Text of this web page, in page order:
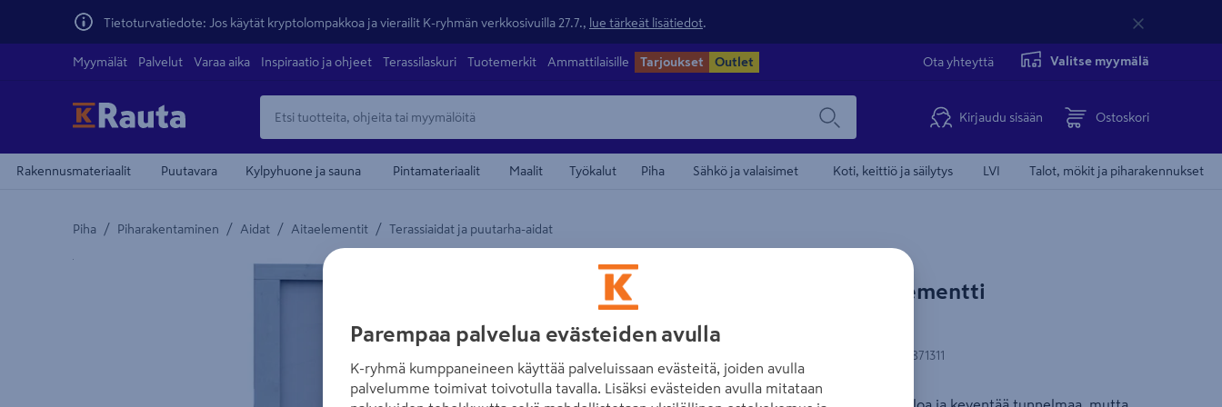
Tietoturvatiedote: Jos käytät kryptolompakkoa ja vierailit K-ryhmän verkkosivuilla 27.7., lue tärkeät lisätiedot
Myymälät Palvelut Varaa aika Inspiraatio ja ohjeet Terassilaskuri Tuotemerkit Ammattilaisille Tarjoukset Outlet Ota yhteyttä Valitse myymälä
Kirjaudu sisään Ostoskori
Rakennusmateriaalit Puutavara Kylpyhuone ja sauna Pintamateriaalit Maalit Työkalut Piha Sähkö ja valaisimet Koti, keittiö ja säilytys LVI Talot, mökit ja piharakennukset
Piha / Piharakentaminen / Aidat / Aitaelementit / Terassiaidat ja puutarha-aidat
Yksityiskohtainen kuvaus löytyy Tuotteen kuvaus -maamerkistä
Tämä video vaatii mainonnan kohdentamisevästeiden
Hyväksy evästeet nähdäksesi videon.
Avaa evästeasetukset
Aitajärjestelmän ikkunaelementti
Tammiston Puu 55x180cm
6420160871311
Parempaa palvelua evästeiden avulla
K-ryhmä kumppaneineen käyttää palveluissaan evästeitä, joiden avulla
palvelumme toimivat toivotulla tavalla. Lisäksi evästeiden avulla mitataan